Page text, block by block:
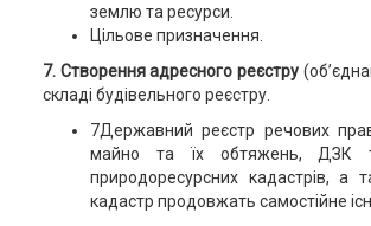
землю та ресурси.
Цільове призначення.
7. Створення адресного реєстру
складі будівельного реєстру.
7Державний реєстр речових
майно та їх обтяжень, ДЗК
природоресурсних кадастрів, а
кадастр продовжать самостійне